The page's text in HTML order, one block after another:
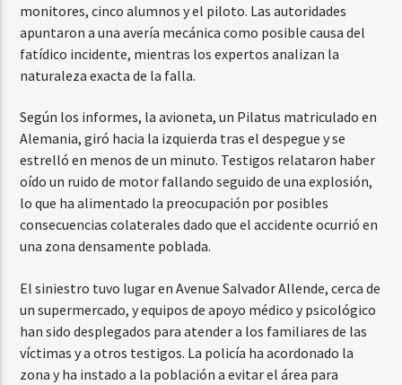
monitores, cinco alumnos y el piloto. Las autoridades
apuntaron a una avería mecánica como posible causa del
fatídico incidente, mientras los expertos analizan la
naturaleza exacta de la falla.
Según los informes, la avioneta, un Pilatus matriculado en
Alemania, giró hacia la izquierda tras el despegue y se
estrelló en menos de un minuto. Testigos relataron haber
oído un ruido de motor fallando seguido de una explosión,
lo que ha alimentado la preocupación por posibles
consecuencias colaterales dado que el accidente ocurrió en
una zona densamente poblada.
El siniestro tuvo lugar en Avenue Salvador Allende, cerca de
un supermercado, y equipos de apoyo médico y psicológico
han sido desplegados para atender a los familiares de las
víctimas y a otros testigos. La policía ha acordonado la
zona y ha instado a la población a evitar el área para